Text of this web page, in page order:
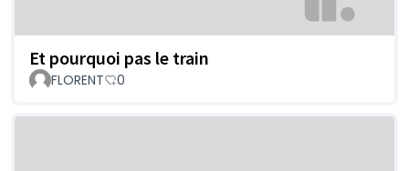
Et pourquoi pas le train
FLORENT 0